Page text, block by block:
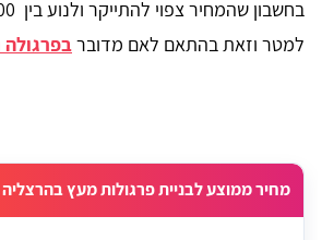
למטר וזאת בהתאם לאם מדובר
מחיר ממוצע לבניית פרגולות מעץ בהרצליה